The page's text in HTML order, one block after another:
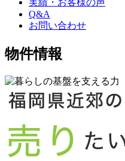
実績・お客様の声
Q&A
お問い合わせ
物件情報